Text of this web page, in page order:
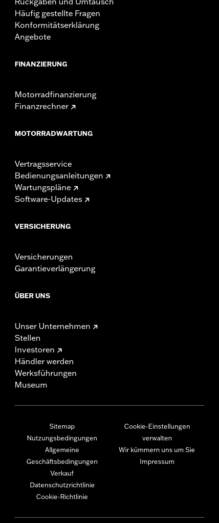
Häufig gestellte Fragen
Konformitätserklärung
Angebote
FINANZIERUNG
Motorradfinanzierung
Finanzrechner
MOTORRADWARTUNG
Vertragsservice
Bedienungsanleitungen
Wartungspläne
Software-Updates
VERSICHERUNG
Versicherungen
Garantieverlängerung
ÜBER UNS
Unser Unternehmen
Stellen
Investoren
Händler werden
Werksführungen
Museum
Sitemap
Nutzungsbedingungen
Allgemeine
Geschäftsbedingungen
Verkauf
Datenschutzrichtlinie
Cookie-Richtlinie
Cookie-Einstellungen
verwalten
Wir kümmern uns um Sie
Impressum